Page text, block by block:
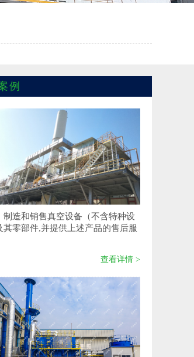
例
制造和销售真空设备（不含特种设
其零部件,并提供上述产品的售后服
查看详情 >